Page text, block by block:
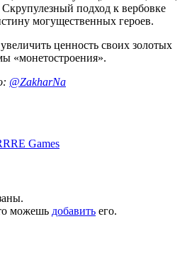
подход к вербовке
могущественных героев.
ценность своих золотых
«монетостроения».
@ZakharNa
Games
можешь добавить его.